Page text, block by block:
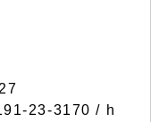
23-3170 / h